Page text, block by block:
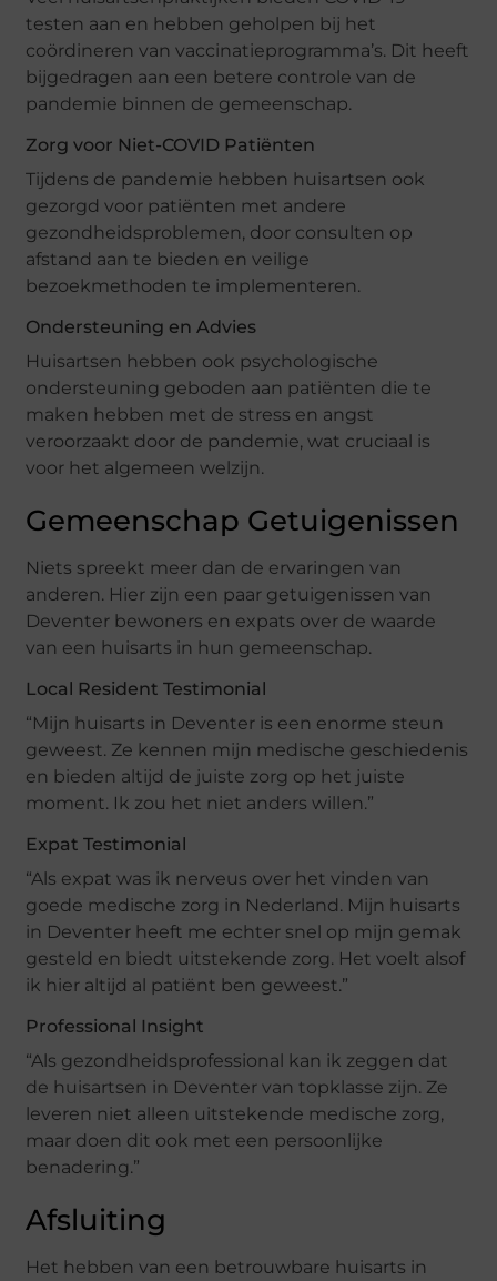
testen aan en hebben geholpen bij het
coördineren van vaccinatieprogramma’s. Dit heeft
bijgedragen aan een betere controle van de
pandemie binnen de gemeenschap.
Zorg voor Niet-COVID Patiënten
Tijdens de pandemie hebben huisartsen ook
gezorgd voor patiënten met andere
gezondheidsproblemen, door consulten op
afstand aan te bieden en veilige
bezoekmethoden te implementeren.
Ondersteuning en Advies
Huisartsen hebben ook psychologische
ondersteuning geboden aan patiënten die te
maken hebben met de stress en angst
veroorzaakt door de pandemie, wat cruciaal is
voor het algemeen welzijn.
Gemeenschap Getuigenissen
Niets spreekt meer dan de ervaringen van
anderen. Hier zijn een paar getuigenissen van
Deventer bewoners en expats over de waarde
van een huisarts in hun gemeenschap.
Local Resident Testimonial
“Mijn huisarts in Deventer is een enorme steun
geweest. Ze kennen mijn medische geschiedenis
en bieden altijd de juiste zorg op het juiste
moment. Ik zou het niet anders willen.”
Expat Testimonial
“Als expat was ik nerveus over het vinden van
goede medische zorg in Nederland. Mijn huisarts
in Deventer heeft me echter snel op mijn gemak
gesteld en biedt uitstekende zorg. Het voelt alsof
ik hier altijd al patiënt ben geweest.”
Professional Insight
“Als gezondheidsprofessional kan ik zeggen dat
de huisartsen in Deventer van topklasse zijn. Ze
leveren niet alleen uitstekende medische zorg,
maar doen dit ook met een persoonlijke
benadering.”
Afsluiting
Het hebben van een betrouwbare huisarts in